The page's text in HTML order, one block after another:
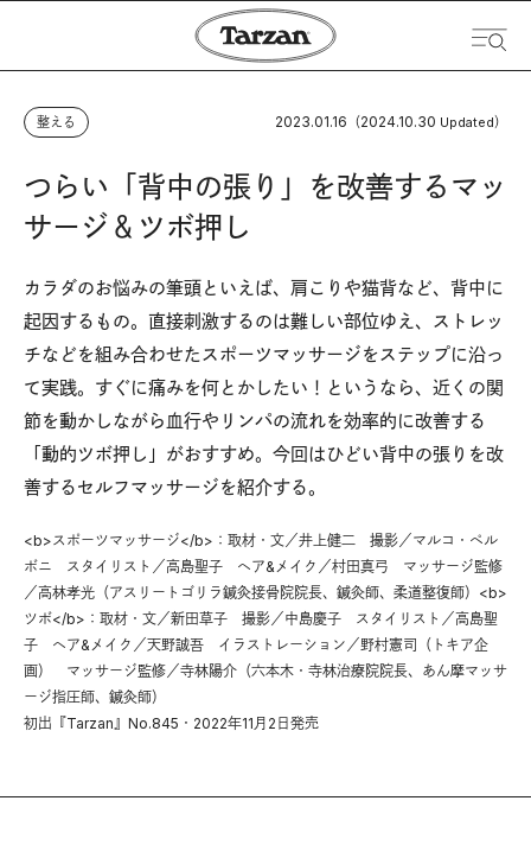
整える 2023.01.16 （2024.10.30 Updated）
つらい「背中の張り」を改善するマッ
サージ＆ツボ押し
カラダのお悩みの筆頭といえば、肩こりや猫背など、背中に
起因するもの。直接刺激するのは難しい部位ゆえ、ストレッ
チなどを組み合わせたスポーツマッサージをステップに沿っ
て実践。すぐに痛みを何とかしたい！というなら、近くの関
節を動かしながら血行やリンパの流れを効率的に改善する
「動的ツボ押し」がおすすめ。今回はひどい背中の張りを改
善するセルフマッサージを紹介する。
<b>スポーツマッサージ</b>：取材・文／井上健二 撮影／マルコ・ペル
ボニ スタイリスト／高島聖子 ヘア&メイク／村田真弓 マッサージ監修
／高林孝光（アスリートゴリラ鍼灸接骨院院長、鍼灸師、柔道整復師）<b>
ツボ</b>：取材・文／新田草子 撮影／中島慶子 スタイリスト／高島聖
子 ヘア&メイク／天野誠吾 イラストレーション／野村憲司（トキア企
画） マッサージ監修／寺林陽介（六本木・寺林治療院院長、あん摩マッサ
ージ指圧師、鍼灸師）
初出『Tarzan』No.845・2022年11月2日発売